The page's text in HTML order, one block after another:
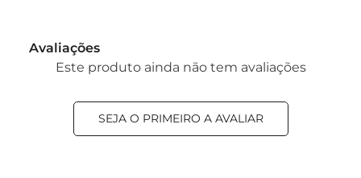
Avaliações
Este produto ainda não tem avaliações
SEJA O PRIMEIRO A AVALIAR